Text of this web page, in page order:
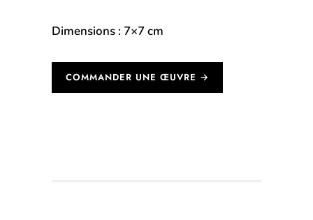
Dimensions : 7×7 cm
COMMANDER UNE ŒUVRE →